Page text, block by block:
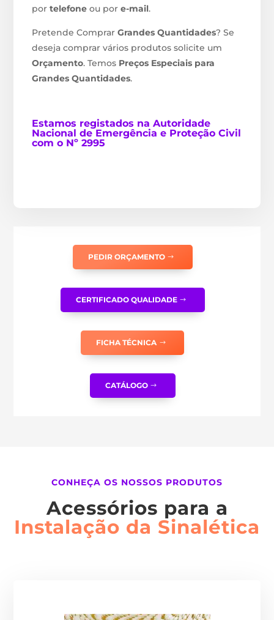
portelefone ou pore-mail.
Pretende ComprarGrandes Quantidades? Se
deseja comprar vários produtos solicite um
Orçamento. Temos Preços Especiais para
Grandes Quantidades.
Estamos registados na Autoridade
Nacional de Emergência e Proteção Civil
com o Nº 2995
PEDIR ORÇAMENTO
CERTIFICADO QUALIDADE
FICHA TÉCNICA
CATÁLOGO
CONHEÇA OS NOSSOS PRODUTOS
Acessórios para a
Instalação da Sinalética